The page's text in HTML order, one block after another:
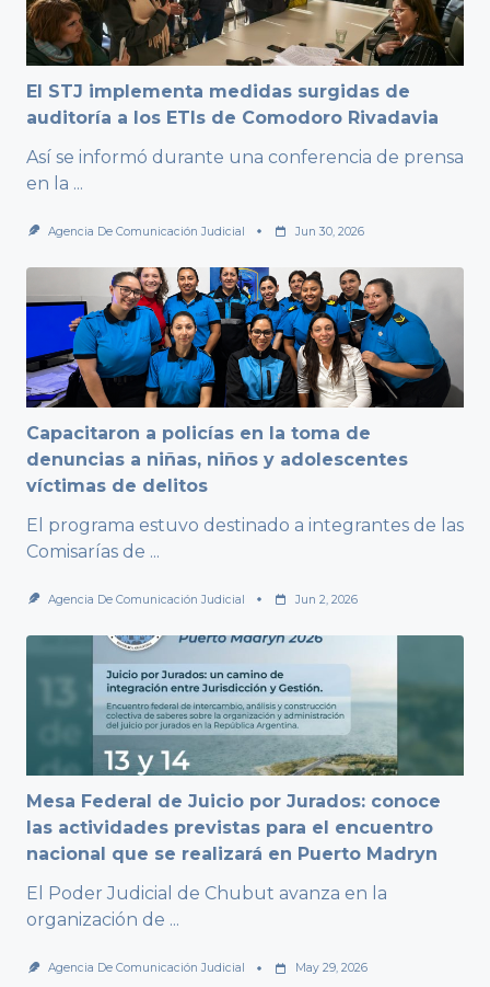
El STJ implementa medidas surgidas de
auditoría a los ETIs de Comodoro Rivadavia
Así se informó durante una conferencia de prensa
en la ...
Agencia De Comunicación Judicial Jun 30, 2026
Capacitaron a policías en la toma de
denuncias a niñas, niños y adolescentes
víctimas de delitos
El programa estuvo destinado a integrantes de las
Comisarías de ...
Agencia De Comunicación Judicial Jun 2, 2026
Mesa Federal de Juicio por Jurados: conoce
las actividades previstas para el encuentro
nacional que se realizará en Puerto Madryn
El Poder Judicial de Chubut avanza en la
organización de ...
Agencia De Comunicación Judicial May 29, 2026